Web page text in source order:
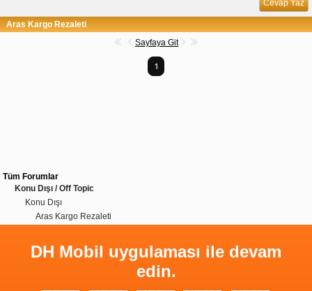
Cevap Yaz
Aras Kargo Rezaleti
Sayfaya Git
1
Tüm Forumlar
Konu Dışı / Off Topic
Konu Dışı
Aras Kargo Rezaleti
DH Mobil uygulaması ile devam
edin.